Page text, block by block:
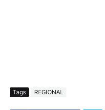
Tags REGIONAL